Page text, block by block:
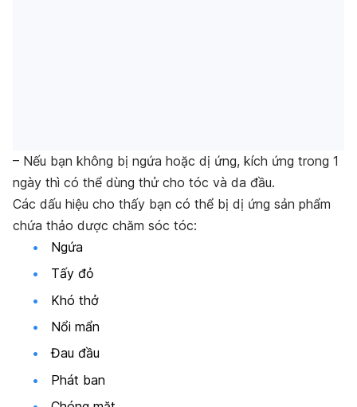
– Nếu bạn không bị ngứa hoặc dị ứng, kích ứng trong 1
ngày thì có thể dùng thử cho tóc và da đầu.
Các dấu hiệu cho thấy bạn có thể bị dị ứng sản phẩm
chứa thảo dược chăm sóc tóc:
Ngứa
Tấy đỏ
Khó thở
Nổi mẩn
Đau đầu
Phát ban